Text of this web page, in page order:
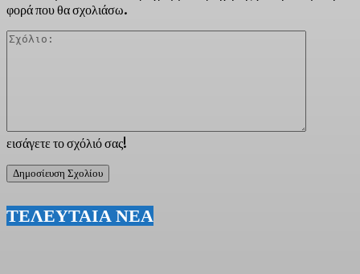
εισάγετε το σχόλιό σας!
φορά που θα σχολιάσω.
ΤΕΛΕΥΤΑΙΑ ΝΕΑ